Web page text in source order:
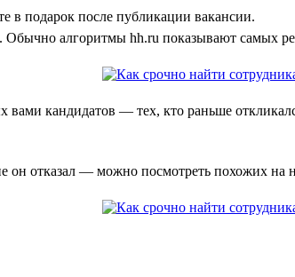
в подарок после публикации вакансии.
алгоритмы hh.ru показывают самых
вами кандидатов — тех, кто раньше
он отказал — можно посмотреть похожих на